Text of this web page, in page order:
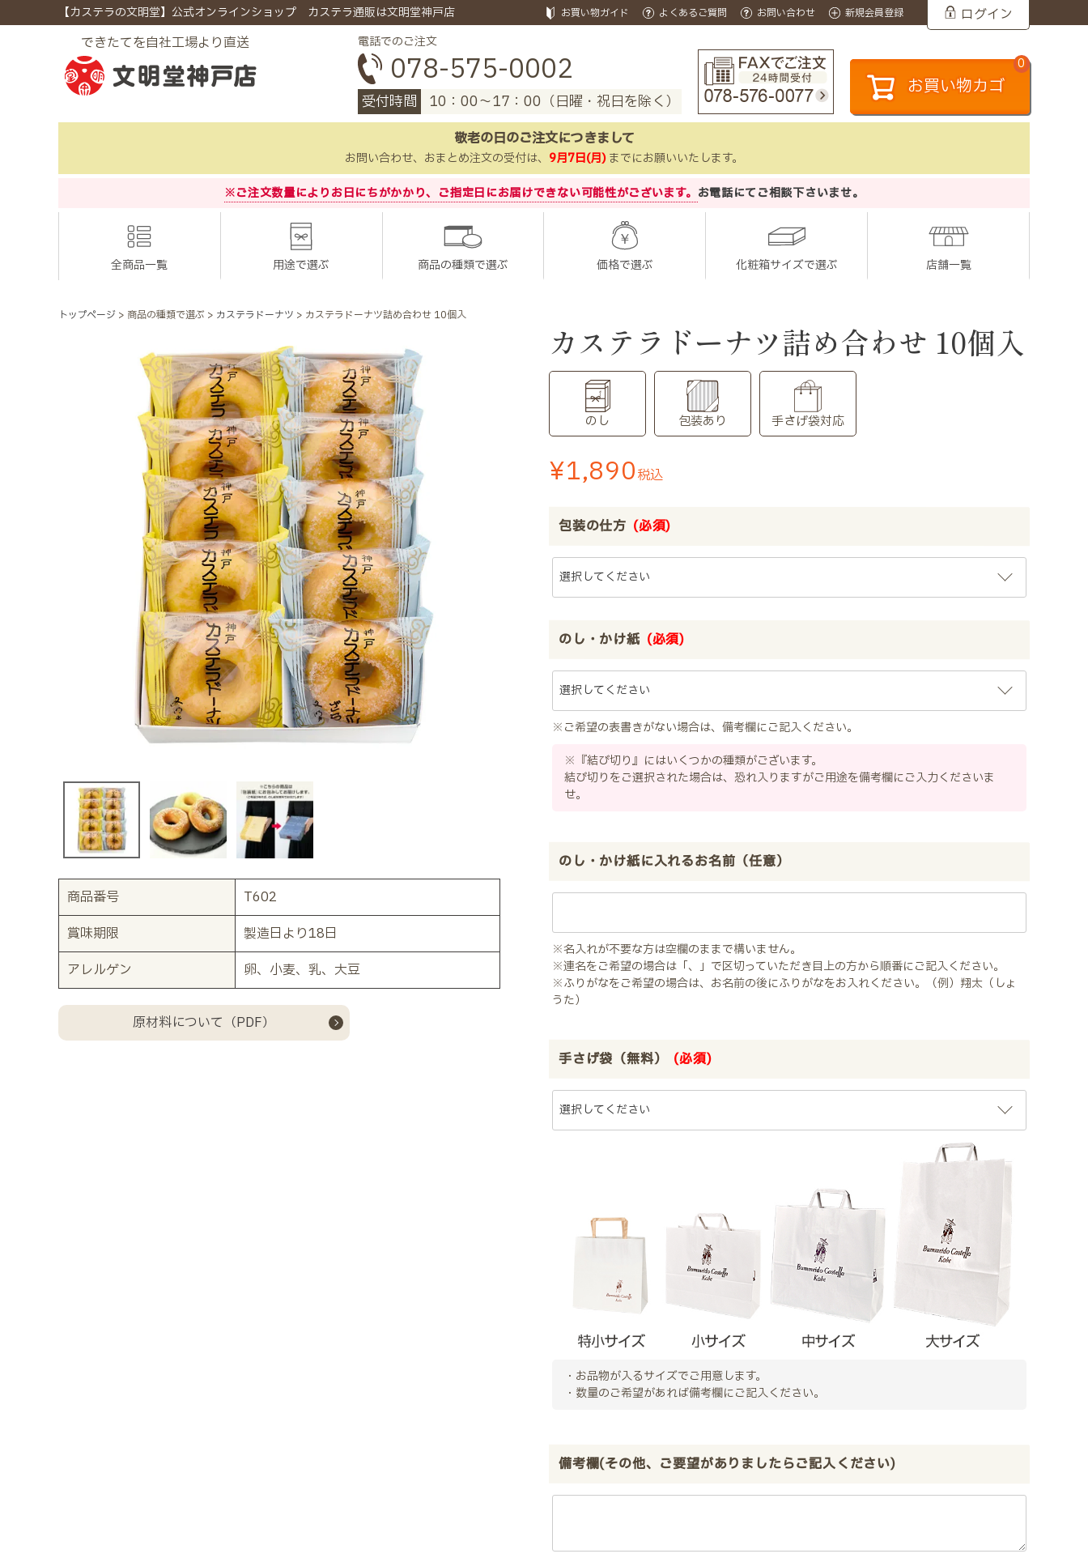
【カステラの文明堂】公式オンラインショップ カステラ通販は文明堂神戸店 お買い物ガイド よくあるご質問 お問い合わせ 新規会員登録
ログイン
できたてを自社工場より直送
電話でのご注文
078-575-0002
受付時間 10：00～17：00（日曜・祝日を除く）
お買い物カゴ
0
敬老の日のご注文につきまして
お問い合わせ、おまとめ注文の受付は、 9月7日(月)までにお願いいたします。
※ご注文数量によりお日にちがかかり、 ご指定日にお届けできない可能性がございます。 お電話にてご相談下さいませ。
全商品一覧 用途で選ぶ 商品の種類で選ぶ 価格で選ぶ 化粧箱サイズで選ぶ 店舗一覧
トップページ 商品の種類で選ぶ カステラドーナツ カステラドーナツ詰め合わせ 10個入
商品番号
T602
賞味期限
製造日より18日
アレルゲン
卵、小麦、乳、大豆
原材料について（PDF）
カステラドーナツ詰め合わせ 10個入
のし 包装あり 手さげ袋対応
¥1,890税込
包装の仕方 (必須)
のし・かけ紙 (必須)
※ご希望の表書きがない場合は、備考欄にご記入ください。
※『結び切り』にはいくつかの種類がございます。
結び切りをご選択された場合は、恐れ入りますがご用途を備考欄にご入力くださいま
せ。
のし・かけ紙に入れるお名前（任意）
※名入れが不要な方は空欄のままで構いません。
※連名をご希望の場合は「、」で区切っていただき目上の方から順番にご記入ください。
※ふりがなをご希望の場合は、お名前の後にふりがなをお入れください。（例）翔太（しょ
うた）
手さげ袋（無料） (必須)
・お品物が入るサイズでご用意します。
・数量のご希望があれば備考欄にご記入ください。
備考欄(その他、ご要望がありましたらご記入ください)